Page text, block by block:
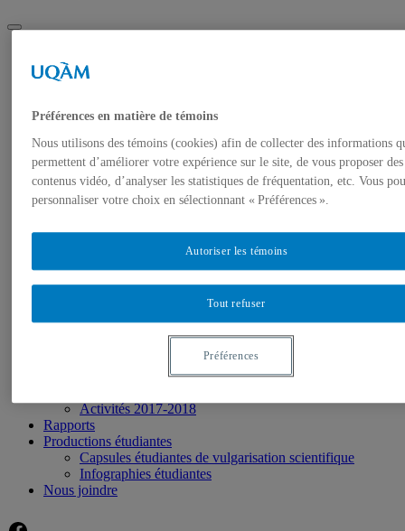
Centre d'études sur l’apprentissage et la performance UQAM
(CEAP UQAM)
À propos
Les axes de recherche
Membres régulier.ère.s
Membres étudiant.es
Activités
Journée d’étude 2026
Activités 2022-2023
Activités 2021-2022
Activités 2019-2020
Activités 2017-2018
Rapports
Productions étudiantes
Capsules étudiantes de vulgarisation scientifique
Infographies étudiantes
Nous joindre
Préférences en matière de témoins
Nous utilisons des témoins (cookies) afin de collecter des informations
permettent d’améliorer votre expérience sur le site, de vous proposer des
contenus vidéo, d’analyser les statistiques de fréquentation, etc. Vous
personnaliser votre choix en sélectionnant « Préférences ».
Tout refuser
Autoriser les témoins
Préférences